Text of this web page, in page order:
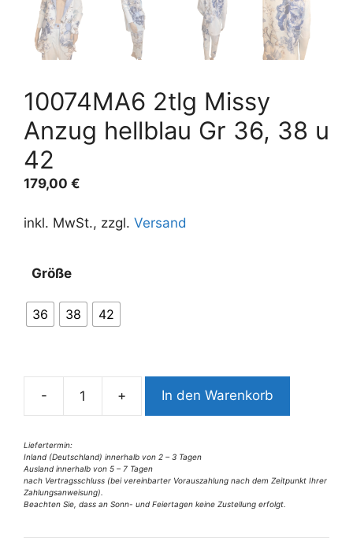
10074MA6 2tlg Missy
Anzug hellblau Gr 36, 38 u
42
179,00 €
inkl. MwSt., zzgl. Versand
Größe
36 38 42
-
10074MA6
Anzug
hellblau
Gr
+ In den Warenkorb
Liefertermin:
Inland (Deutschland) innerhalb von 2 – 3 Tagen
Ausland innerhalb von 5 – 7 Tagen
nach Vertragsschluss (bei vereinbarter Vorauszahlung nach dem Zeitpunkt Ihrer
Zahlungsanweisung).
Beachten Sie, dass an Sonn- und Feiertagen keine Zustellung erfolgt.
t
e
a
i
v
e
: